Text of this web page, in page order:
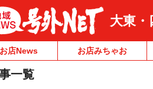
大東・
お店News お店みちゃお
一覧